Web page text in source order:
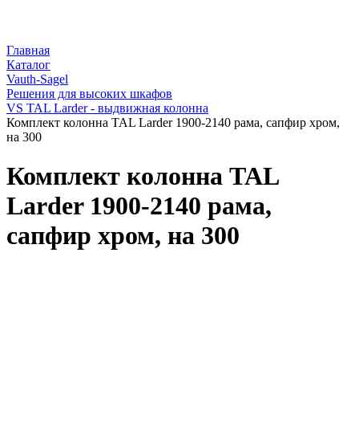
Главная
Каталог
Vauth-Sagel
Решения для высоких шкафов
VS TAL Larder - выдвижная колонна
Комплект колонна TAL Larder 1900-2140 рама, сапфир хром,
на 300
Комплект колонна TAL
Larder 1900-2140 рама,
сапфир хром, на 300